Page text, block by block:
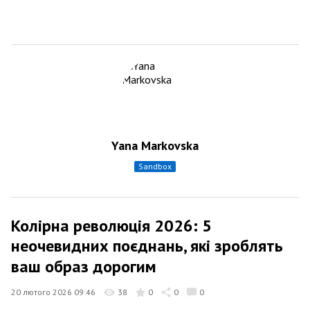
Yana Markovska
sandbox
Колірна революція 2026: 5
неочевидних поєднань, які зроблять
ваш образ дорогим
20 лютого 2026 09:46 38 0 0 0